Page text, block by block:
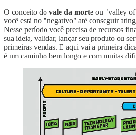
O conceito do vale da morte ou "valley of
você está no "negativo" até conseguir
Nesse período você precisa de recursos
sua ideia, validar, lançar seu produto ou
primeiras vendas. E aqui vai a primeira
é um caminho bem longo e com muitas